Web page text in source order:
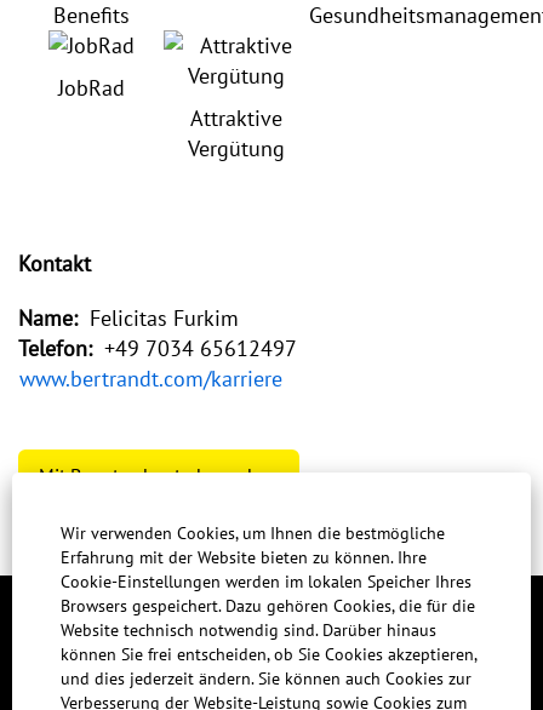
Wir verwenden Cookies, um Ihnen die bestmögliche
Erfahrung mit der Website bieten zu können. Ihre
Cookie-Einstellungen werden im lokalen Speicher Ihres
Browsers gespeichert. Dazu gehören Cookies, die für die
Website technisch notwendig sind. Darüber hinaus
können Sie frei entscheiden, ob Sie Cookies akzeptieren,
und dies jederzeit ändern. Sie können auch Cookies zur
Verbesserung der Website-Leistung sowie Cookies zum
Benefits
JobRad
Attraktive
Vergütung
Kontakt
Name: Felicitas Furkim
Telefon: +49 7034 65612497
www.bertrandt.com/karriere
Mit Benutzerkonto bewerben
KONTAKT
IMPRESSUM